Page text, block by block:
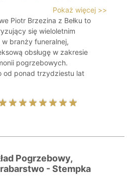
Pokaż więcej >>
Piotr Brzezina z Bełku to
się wieloletnim
branży funeralnej,
obsługę w zakresie
pogrzebowych.
od ponad trzydziestu lat
Pogrzebowy,
- Stempka